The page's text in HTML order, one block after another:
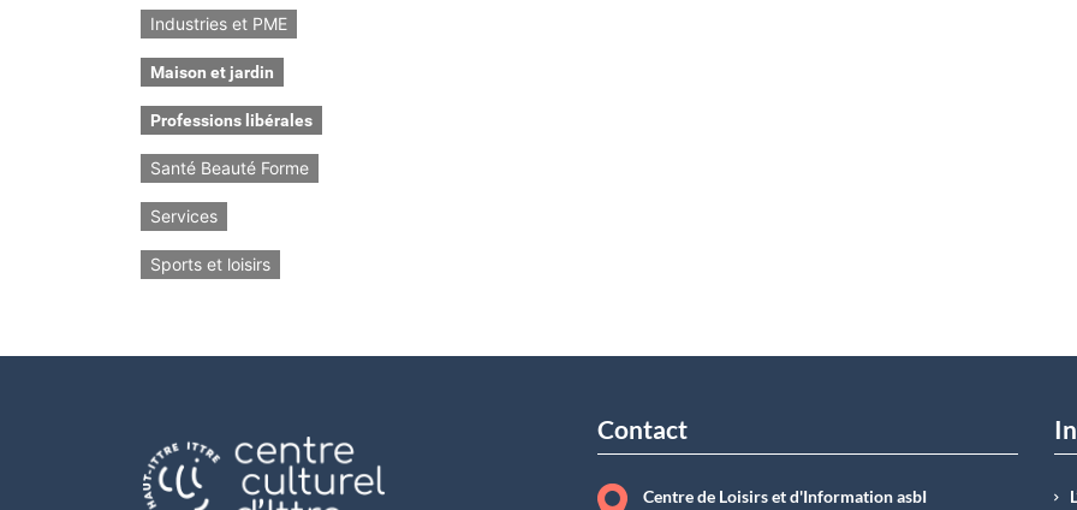
Industries et PME
Maison et jardin
Professions libérales
Santé Beauté Forme
Services
Sports et loisirs
Contact
Centre de Loisirs et d'Information asbI